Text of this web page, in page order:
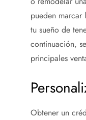
pueden
tu sueño de
continuación,
principales
Obtener un